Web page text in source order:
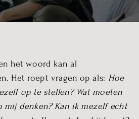
het woord kan al
Het roept vragen op als: Hoe
op te stellen? Wat moeten
mij denken? Kan ik mezelf echt